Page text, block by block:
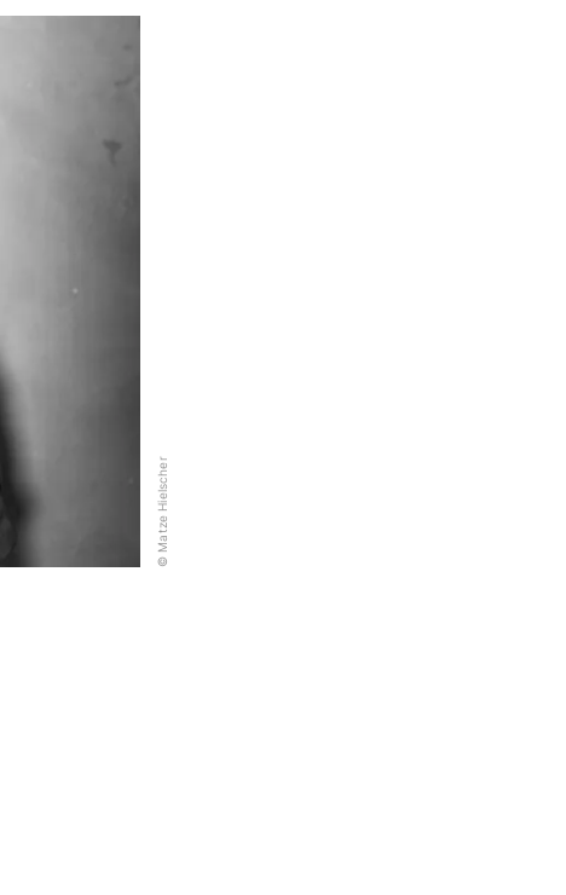
© Matze Hielscher